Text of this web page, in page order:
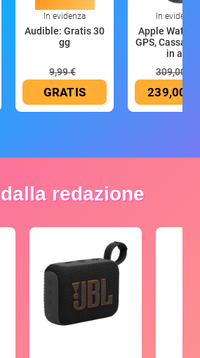
In evidenza
Audible: Gratis 30
gg
9,99 €
GRATIS
In evidenza
Apple Watch
GPS, Cassa
in all
309,00 €
239,00 €
redazione